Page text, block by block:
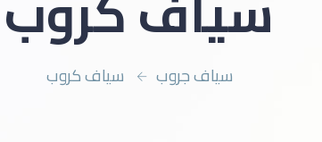
سياف جروب سياف كروب